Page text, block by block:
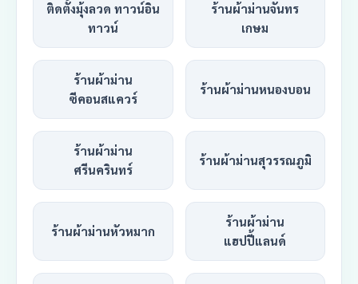
ติดตั้งมุ้งลวด ทาวน์อิน
ทาวน์
ร้านผ้าม่านจันทร
เกษม
ร้านผ้าม่าน
ซีคอนสแควร์
ร้านผ้าม่านหนองบอน
ร้านผ้าม่าน
ศรีนครินทร์
ร้านผ้าม่านสุวรรณภูมิ
ร้านผ้าม่านหัวหมาก
ร้านผ้าม่าน
แฮปปี้แลนด์